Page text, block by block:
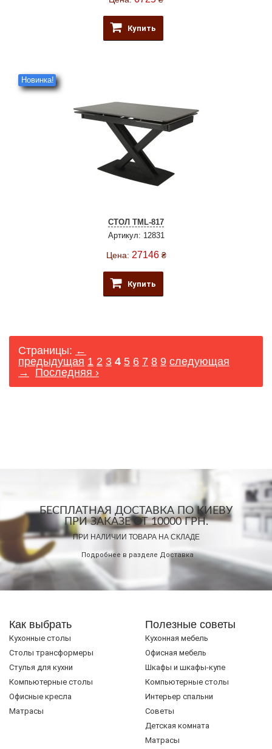
Купить
Новинка!
СТОЛ TML-817
Артикул: 12831
Цена: 27146 ₴
Купить
Страницы: ←
предыдущая 1 2 3 4 5 6 7 8 9 следующая
→
Последняя ›
БЕСПЛАТНАЯ ДОСТАВКА ПО КИЕВУ
ПРИ ЗАКАЗЕ ОТ 10000 ГРН.
ПРИ НАЛИЧИИ ТОВАРА НА СКЛАДЕ
Подробнее в разделе Доставка
Как выбрать
Кухонные столы
Cтолы трансформеры
Стулья для кухни
Компьютерные столы
Офисные кресла
Матрасы
Полезные советы
Кухонная мебель
Офисная мебель
Шкафы и шкафы-купе
Компьютерные столы
Интерьер спальни
Советы
Детская комната
Матрасы